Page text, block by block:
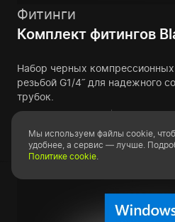
Фитинги
Комплект фитингов
Набор черных
резьбой G1/4˝ для надежного
трубок.
Мы используем файлы cookie,
удобнее, а сервис — лучше.
Политике cookie.